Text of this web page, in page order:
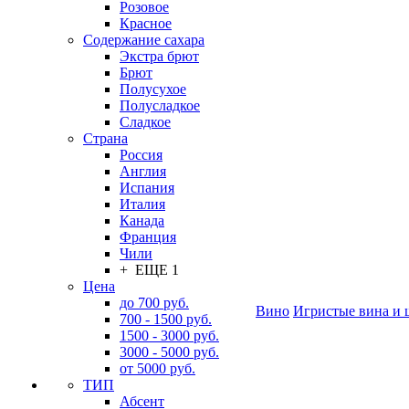
Розовое
Красное
Содержание сахара
Экстра брют
Брют
Полусухое
Полусладкое
Сладкое
Страна
Россия
Англия
Испания
Италия
Канада
Франция
Чили
+ ЕЩЕ 1
Цена
до 700 руб.
700 - 1500 руб.
1500 - 3000 руб.
3000 - 5000 руб.
от 5000 руб.
ТИП
Абсент
Вино Игристые вина и